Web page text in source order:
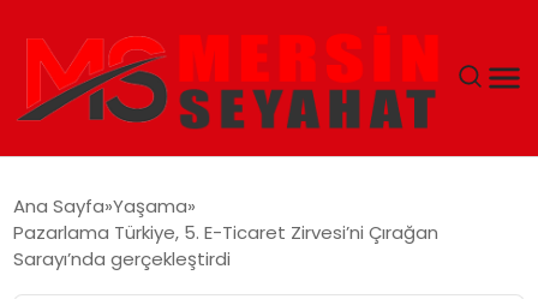
EKONOMI
Ana Sayfa Yaşama
Pazarlama Türkiye, 5. E-Ticaret Zirvesi’ni Çırağan
Sarayı’nda gerçekleştirdi